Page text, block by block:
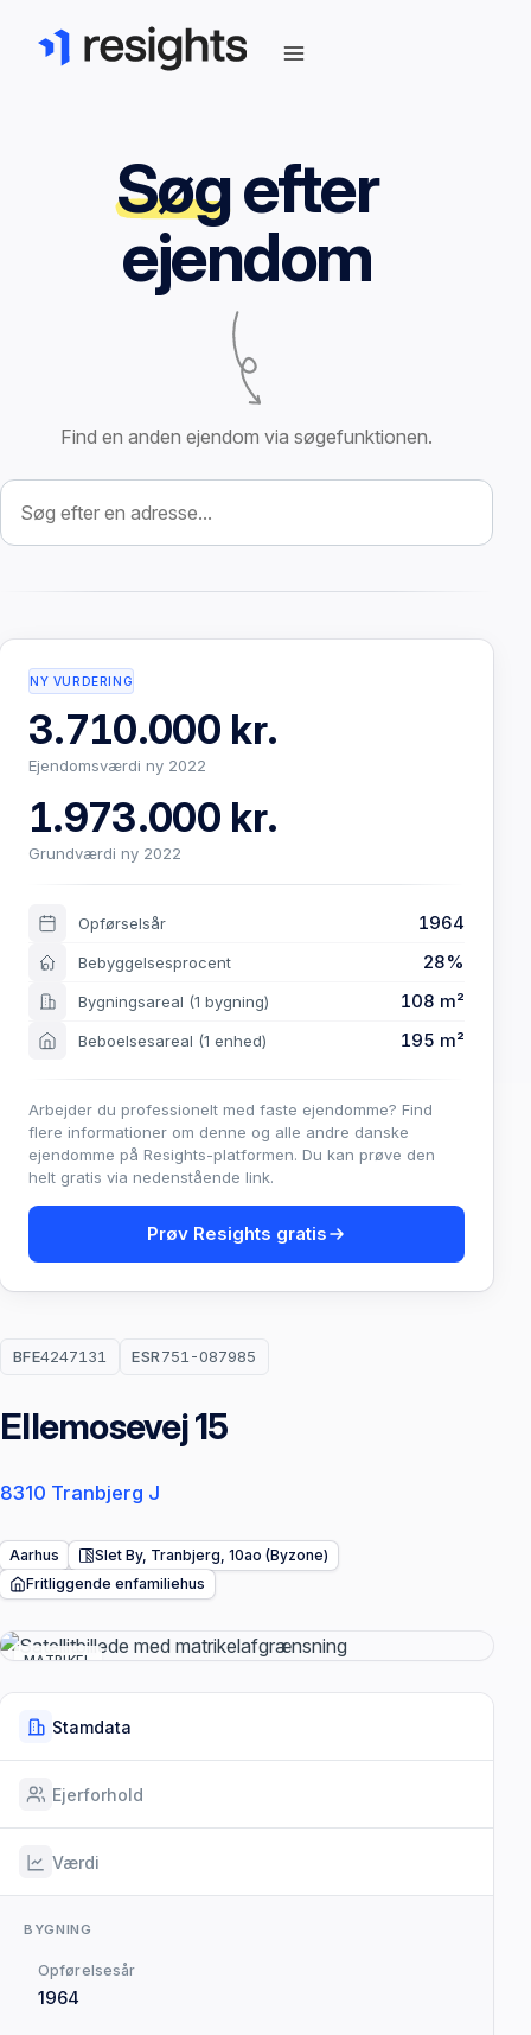
Søgefter
ejendom
Find en anden ejendom via søgefunktionen.
Søg efter ejendom
BFE4247131 ESR751-087985
Ellemosevej 15
8310 Tranbjerg J
Aarhus
Slet By, Tranbjerg, 10ao (Byzone)
Fritliggende enfamiliehus
MATRIKEL
Stamdata
Ejerforhold
Værdi
BYGNING
Opførelsesår
1964
NY VURDERING
3.710.000 kr.
Ejendomsværdi ny 2022
1.973.000 kr.
Grundværdi ny 2022
Opførselsår 1964
Bebyggelsesprocent 28%
Bygningsareal (1 bygning) 108 m²
Beboelsesareal (1 enhed) 195 m²
Arbejder du professionelt med faste ejendomme? Find
flere informationer om denne og alle andre danske
ejendomme på Resights-platformen. Du kan prøve den
helt gratis via nedenstående link.
Prøv Resights gratis